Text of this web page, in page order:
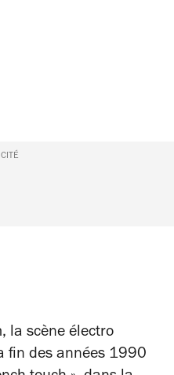
la scène électro
fin des années 1990